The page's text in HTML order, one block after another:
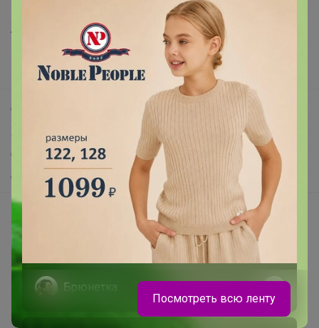
Анонсы
Поддержка альпак
Самое выгодное
Хиты продаж
Самое желанное
Самое быстрое
Начать зарабатывать с 24-ok
Picabox.ru - Лучшее место для ваших изображений
Розыгрыш - Генератор случайных чисел
Пульс нашего маркетплейса
Брюнетка
Посмотреть всю ленту